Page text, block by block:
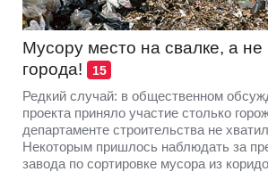
Мусору место на свалке, а не
города!
15
Редкий случай: в общественном
проекта приняло участие столько
департаменте строительства не
Некоторым пришлось наблюдать за
завода по сортировке мусора из